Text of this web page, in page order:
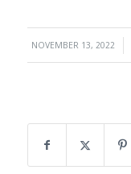
NOVEMBER 13, 2022
/